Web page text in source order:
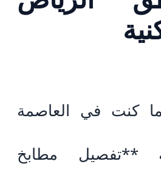
كنت في العاصمة
**تفصيل مطابخ